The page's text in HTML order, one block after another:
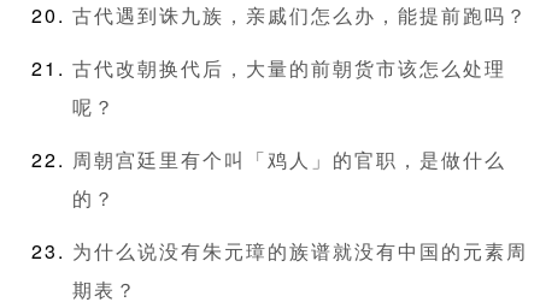
古代遇到诛九族，亲戚们怎么办，能提前跑吗？
古代改朝换代后，大量的前朝货市该怎么处理
呢？
周朝宫廷里有个叫「鸡人」的官职，是做什么
的？
为什么说没有朱元璋的族谱就没有中国的元素周
期表？